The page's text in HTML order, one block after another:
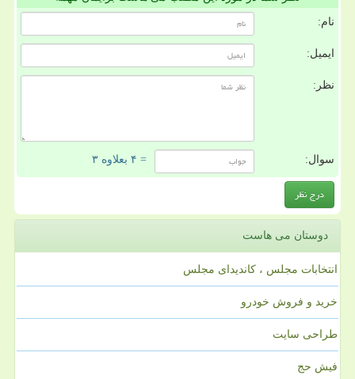
نام:
ایمیل:
نظر:
سوال: = ۴ بعلاوه ۳
دوستان می هاست
انتخابات مجلس ، کاندیدای مجلس
خرید و فروش خودرو
طراحی سایت
فیش حج